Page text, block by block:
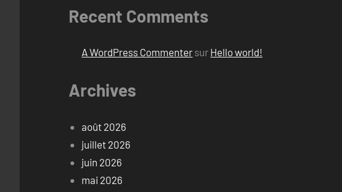
Recent Comments
A WordPress Commenter sur Hello world!
Archives
août 2026
juillet 2026
juin 2026
mai 2026